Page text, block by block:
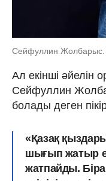
Cейфуллин Жолбарыс.
Ал екінші әйелін
Сейфуллин
болады деген
«Қазақ
шығып жатыр
жатпайды.